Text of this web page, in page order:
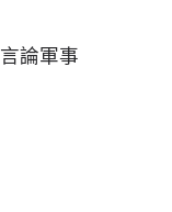
言論軍事